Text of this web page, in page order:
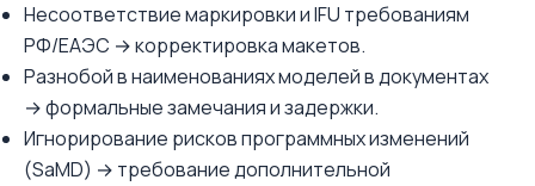
Несоответствие маркировки и IFU требованиям
РФ/ЕАЭС → корректировка макетов.
Разнобой в наименованиях моделей в документах
→ формальные замечания и задержки.
Игнорирование рисков программных изменений
(SaMD) → требование дополнительной